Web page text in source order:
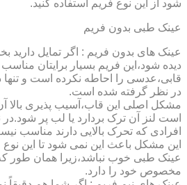
شود از این نوع فریم استفاده کنید.
عینک طبی بدون فریم
عینک های بدون فریم : اگر تمایل
دیده شود،این فریم بسیار برایتان
قابی،عدسی را احاطه نکرده است و تنها
در نظر گرفته شده است.
مشکل اصلی این قاب،آسیب پذیری بالا
است لنز آن ترک بردارد یا لب پر شود.در
افرادی که تحرک بالایی دارند مناسب
این مشکل باعث این نمی شود تا این
عینک طبی خوب نباشد،زیرا همان طور
مخصوص خود را دارد.